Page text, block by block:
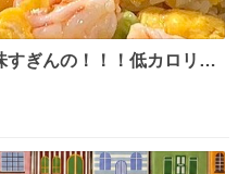
ぎんの！！！低カロリー
😭